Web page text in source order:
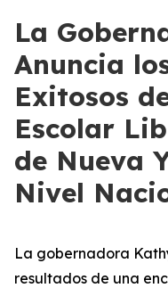
La
Anuncia
Exitosos
Escolar
de Nueva
Nivel
La gobernadora
resultados de una